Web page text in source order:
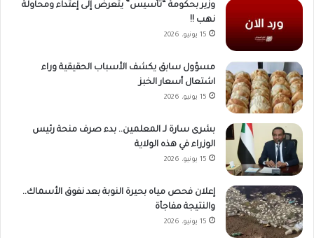
وزير بحكومة “تأسيس” يتعرض إلى إعتداء ومحاولة
نهب !!
15 يونيو، 2026
مسؤول سابق يكشف الأسباب الحقيقية وراء
اشتعال أسعار الخبز
15 يونيو، 2026
بشرى سارة لـ المعلمين.. بدء صرف منحة رئيس
الوزراء في هذه الولاية
15 يونيو، 2026
إعلان فحص مياه بحيرة النوبة بعد نفوق الأسماك..
والنتيجة مفاجأة
15 يونيو، 2026